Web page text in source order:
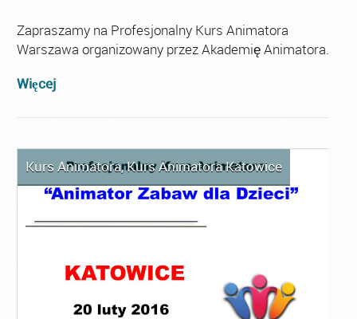
Zapraszamy na Profesjonalny Kurs Animatora
Warszawa organizowany przez Akademię Animatora.
Więcej
Kurs Animatora,Kurs Animatora Katowice